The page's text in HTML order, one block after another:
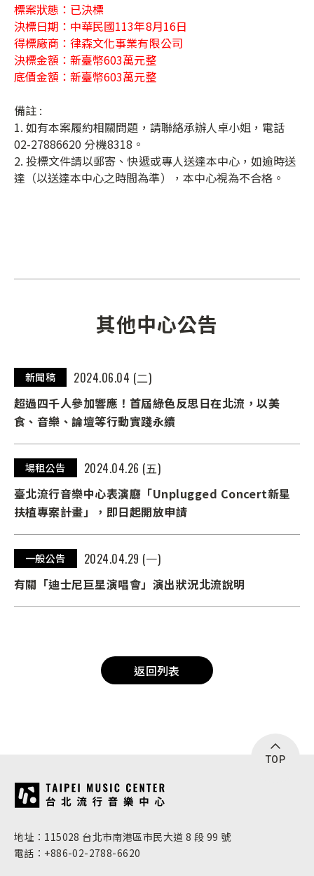
標案狀態：已決標
決標日期：中華民國113年8月16日
得標廠商：律森文化事業有限公司
決標金額：新臺幣603萬元整
底價金額：新臺幣603萬元整
備註 :
1. 如有本案履約相關問題，請聯絡承辦人卓小姐，電話
02-27886620 分機8318。
2. 投標文件請以郵寄、快遞或專人送達本中心，如逾時送
達（以送達本中心之時間為準），本中心視為不合格。
其他中心公告
新聞稿
2024.06.04 (二)
超過四千人參加響應！首屆綠色反思日在北流，以美
食、音樂、論壇等行動實踐永續
場租公告
2024.04.26 (五)
臺北流行音樂中心表演廳「Unplugged Concert新星
扶植專案計畫」，即日起開放申請
一般公告
2024.04.29 (一)
有關「迪士尼巨星演唱會」演出狀況北流說明
返回列表
TOP
:::
地址：115028 台北市南港區市民大道 8 段 99 號
電話：+886-02-2788-6620